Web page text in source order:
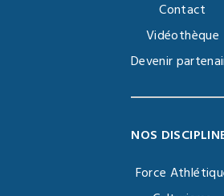
Contact
Vidéothèque
Devenir
NOS
Force